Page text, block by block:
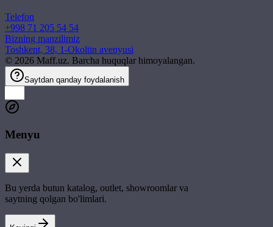
Telefon
+998 71 205 54 54
Bizning manzilimiz
Toshkent, 38, 1-Okoltin avenyusi
© 2026 Maff.uz. Barcha huquqlar himoyalangan.
Saytdan qanday foydalanish
Menyu
Bu yerda butun katalog, outlet, showroomlar va
saytning qolgan bo'limlari.